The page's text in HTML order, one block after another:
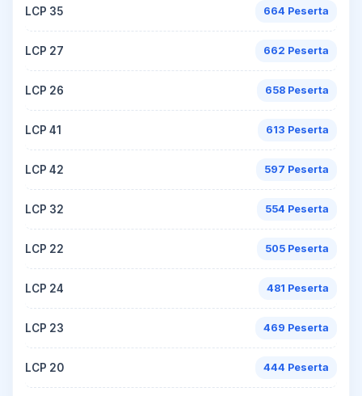
LCP 35 664 Peserta
LCP 27 662 Peserta
LCP 26 658 Peserta
LCP 41 613 Peserta
LCP 42 597 Peserta
LCP 32 554 Peserta
LCP 22 505 Peserta
LCP 24 481 Peserta
LCP 23 469 Peserta
LCP 20 444 Peserta